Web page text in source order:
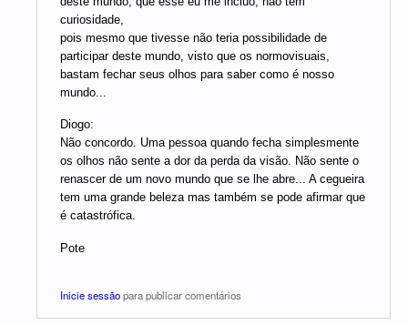
curiosidade,
pois mesmo que tivesse não teria possibilidade de
participar deste mundo, visto que os normovisuais,
bastam fechar seus olhos para saber como é nosso
mundo...
Diogo:
Não concordo. Uma pessoa quando fecha simplesmente
os olhos não sente a dor da perda da visão. Não sente o
renascer de um novo mundo que se lhe abre... A cegueira
tem uma grande beleza mas também se pode afirmar que
é catastrófica.
Pote
Inicie sessãopara publicar comentários